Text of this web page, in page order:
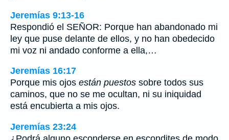
Jeremías 9:13-16
Respondió el SEÑOR: Porque han abandonado mi
ley que puse delante de ellos, y no han obedecido
mi voz ni andado conforme a ella,…
Jeremías 16:17
Porque mis ojos están puestos sobre todos sus
caminos, que no se me ocultan, ni su iniquidad
está encubierta a mis ojos.
Jeremías 23:24